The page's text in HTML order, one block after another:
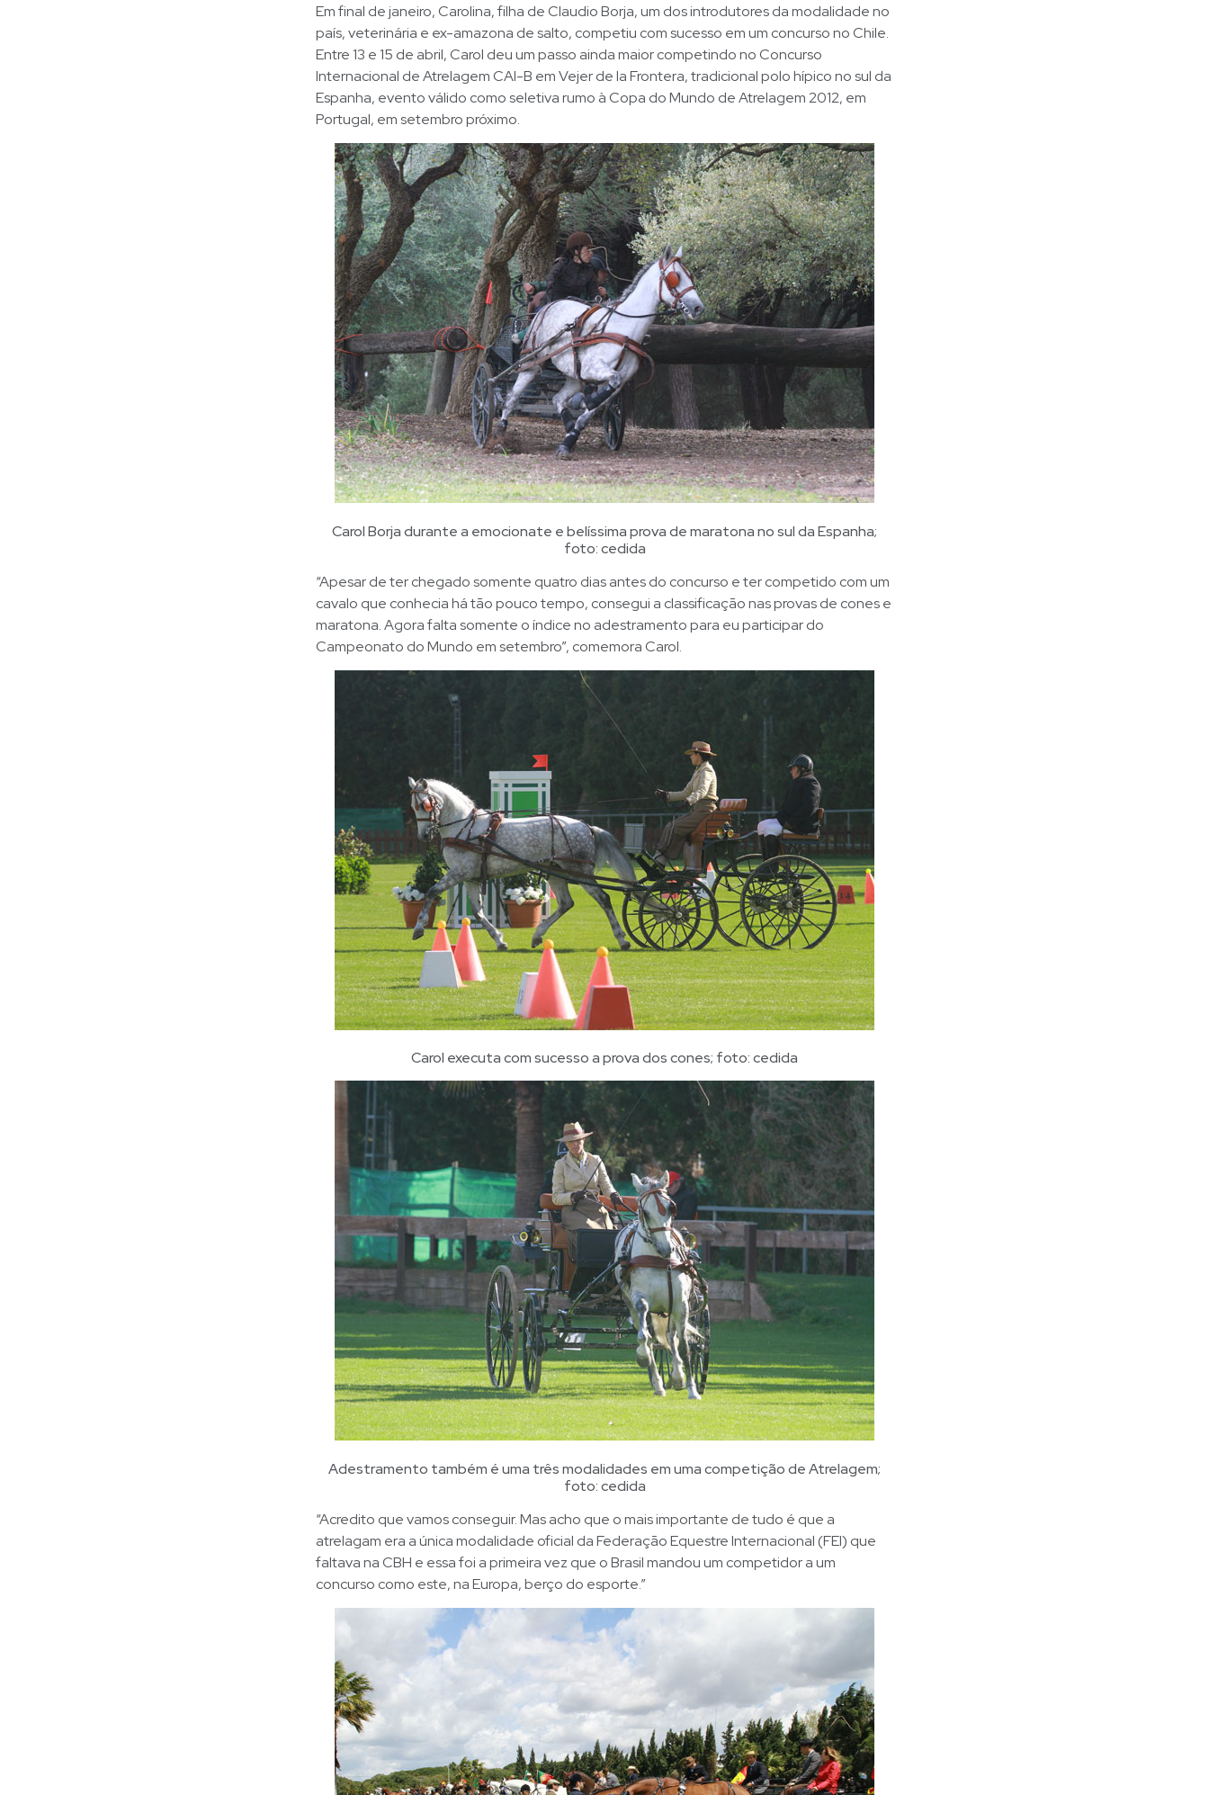
Em final de janeiro, Carolina, filha de Claudio Borja, um dos introdutores da modalidade no
país, veterinária e ex-amazona de salto, competiu com sucesso em um concurso no Chile.
Entre 13 e 15 de abril, Carol deu um passo ainda maior competindo no Concurso
Internacional de Atrelagem CAI-B em Vejer de la Frontera, tradicional polo hípico no sul da
Espanha, evento válido como seletiva rumo à Copa do Mundo de Atrelagem 2012, em
Portugal, em setembro próximo.
Carol Borja durante a emocionate e belíssima prova de maratona no sul da Espanha;
foto: cedida
“Apesar de ter chegado somente quatro dias antes do concurso e ter competido com um
cavalo que conhecia há tão pouco tempo, consegui a classificação nas provas de cones e
maratona. Agora falta somente o índice no adestramento para eu participar do
Campeonato do Mundo em setembro”, comemora Carol.
Carol executa com sucesso a prova dos cones; foto: cedida
Adestramento também é uma três modalidades em uma competição de Atrelagem;
foto: cedida
“Acredito que vamos conseguir. Mas acho que o mais importante de tudo é que a
atrelagam era a única modalidade oficial da Federação Equestre Internacional (FEI) que
faltava na CBH e essa foi a primeira vez que o Brasil mandou um competidor a um
concurso como este, na Europa, berço do esporte.”